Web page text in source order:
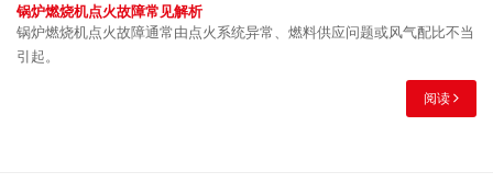
锅炉燃烧机点火故障常见解析
锅炉燃烧机点火故障通常由点火系统异常、燃料供应问题或风气配比不当
引起。
阅读